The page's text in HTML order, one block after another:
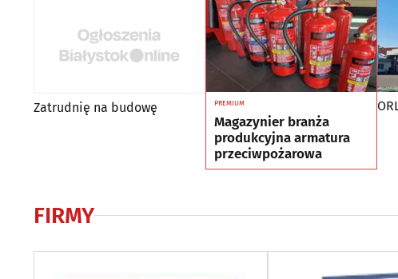
Zatrudnię na budowę PREMIUM
Magazynier branża
produkcyjna armatura
przeciwpożarowa
FIRMY